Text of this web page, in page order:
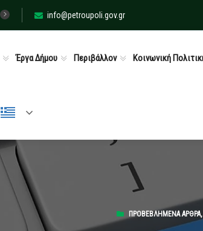
info@petroupoli.gov.gr
Έργα Δήμου Περιβάλλον Κοινωνική
ΠΡΟΒΕΒΛΗΜΈΝΑ ΆΡΘΡΑ,